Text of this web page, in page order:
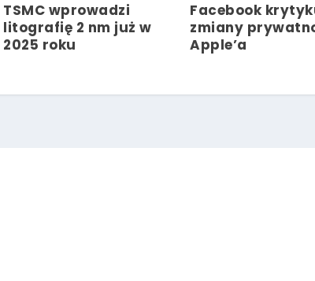
TSMC wprowadzi
litografię 2 nm już w
2025 roku
Facebook
zmiany
Apple’a